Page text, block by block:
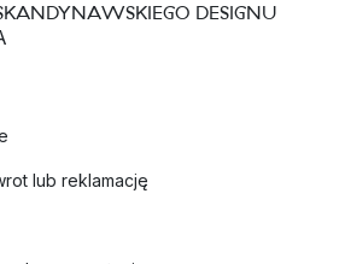
DESIGNU
lub reklamację